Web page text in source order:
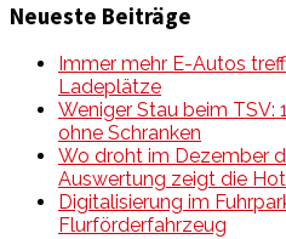
Neueste Beiträge
Immer mehr E-Autos
Ladeplätze
Weniger Stau beim
ohne Schranken
Wo droht im Dezember
Auswertung zeigt die
Digitalisierung im
Flurförderfahrzeug